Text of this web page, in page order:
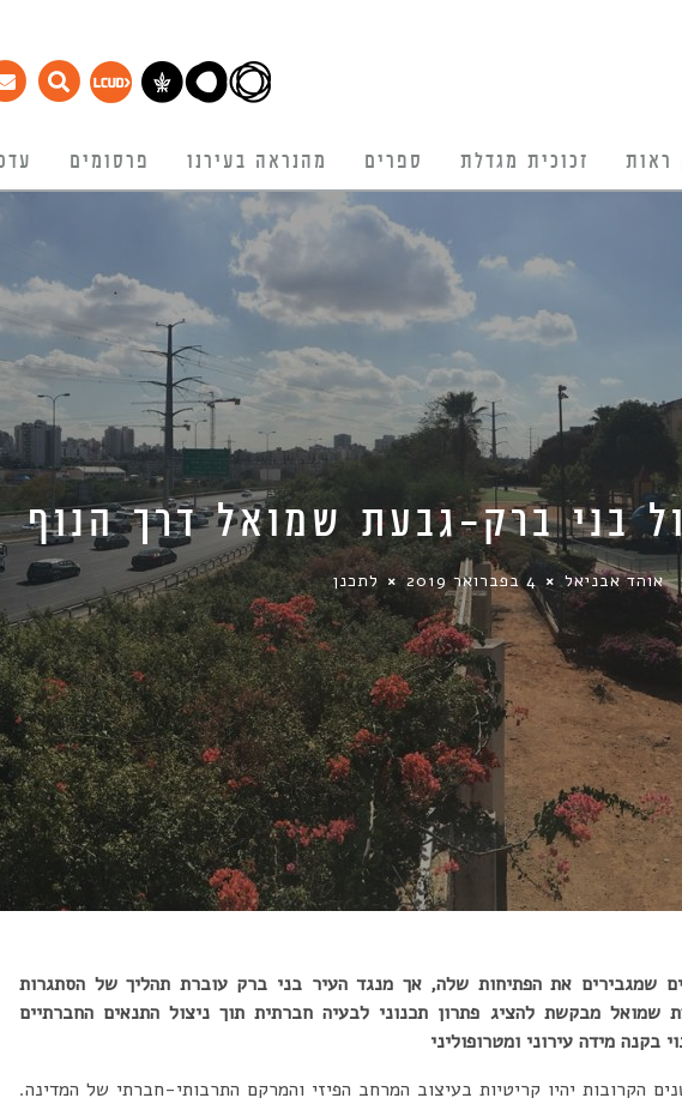
ראות זכוכית מגדלת ספרים מהנראה בעירנו פרסומים
בני ברק-גבעת שמואל דרך הנוף
אוהד אבניאל 4 בפברואר 2019 לתכנן
שמגבירים את הפתיחות שלה, אך מנגד העיר בני ברק עוברת תהליך של הסתגרות
שמואל מבקשת להציג פתרון תכנוני לבעיה חברתית תוך ניצול התנאים החברתיים
בקנה מידה עירוני ומטרופוליני
הקרובות יהיו קריטיות בעיצוב המרחב הפיזי והמרקם התרבותי-חברתי של המדינה.